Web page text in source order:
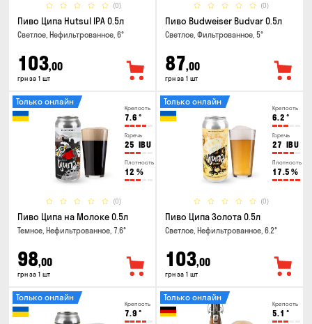
(0)
Пиво Ципа Hutsul IPA 0.5л
Светлое, Нефильтрованное, 6°
103,00
грн за 1 шт
(0)
Пиво Budweiser Budvar 0.5л
Светлое, Фильтрованное, 5°
87,00
грн за 1 шт
Крепость
7.6 °
Горечь
25 IBU
Плотность
12 %
(0)
Только онлайн
Пиво Ципа на Молоке 0.5л
Темное, Нефильтрованное, 7.6°
98,00
грн за 1 шт
Крепость
6.2 °
Горечь
27 IBU
Плотность
17.5 %
(0)
Только онлайн
Пиво Ципа Золота 0.5л
Светлое, Нефильтрованное, 6.2°
103,00
грн за 1 шт
Крепость
7.9 °
Только онлайн
Крепость
5.1 °
Только онлайн